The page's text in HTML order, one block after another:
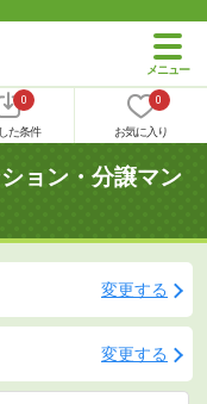
0
た条件
0
お気に入り
ョン・分譲マン
変更する
変更する